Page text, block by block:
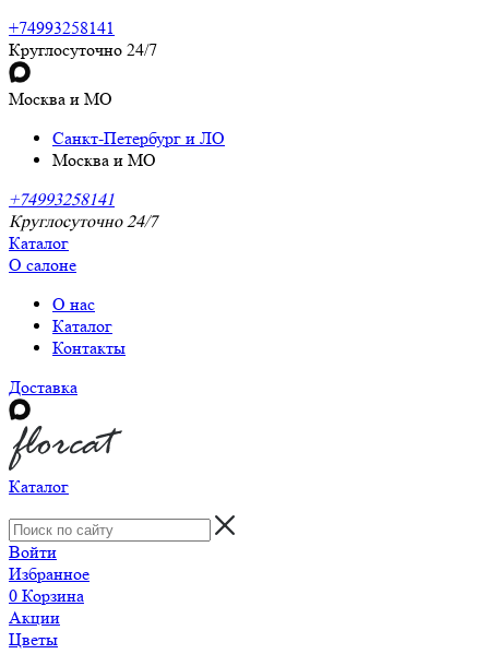
+74993258141
Круглосуточно 24/7
Москва и МО
Санкт-Петербург и ЛО
Москва и МО
+74993258141
Круглосуточно 24/7
Каталог
О салоне
О нас
Каталог
Контакты
Доставка
Каталог
Войти
Избранное
0 Корзина
Акции
Цветы